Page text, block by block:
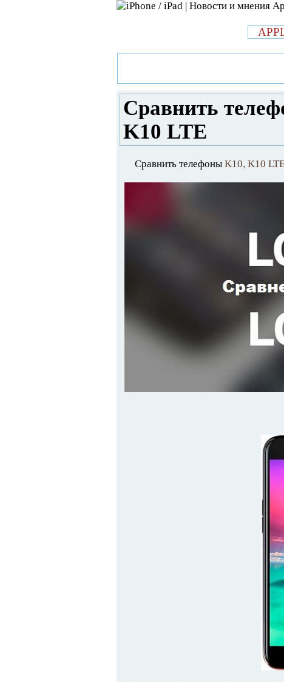
Сравнить
K10 LTE
Сравнить телефоны K10, K10